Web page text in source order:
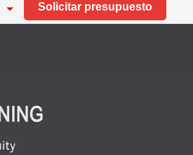
Solicitar presupuesto